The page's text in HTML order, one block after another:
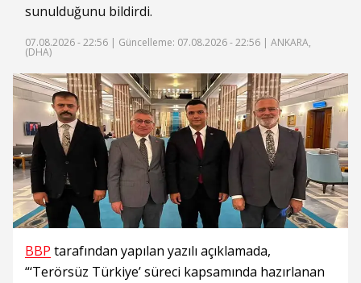
sunulduğunu bildirdi.
07.08.2026 - 22:56 | Güncelleme: 07.08.2026 - 22:56 | ANKARA,
(DHA)
BBP tarafından yapılan yazılı açıklamada,
“‘Terörsüz Türkiye’ süreci kapsamında hazırlanan